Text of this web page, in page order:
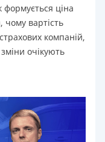
ціна
вартість
компаній,
очікують